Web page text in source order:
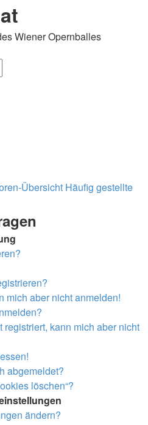
Wiener Opernballes
Übersicht Häufig gestellte
mich aber nicht anmelden!
kann mich aber nicht
abgemeldet?
löschen“?
ändern?